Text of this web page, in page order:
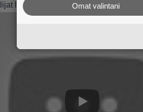
löydät Omat valintani